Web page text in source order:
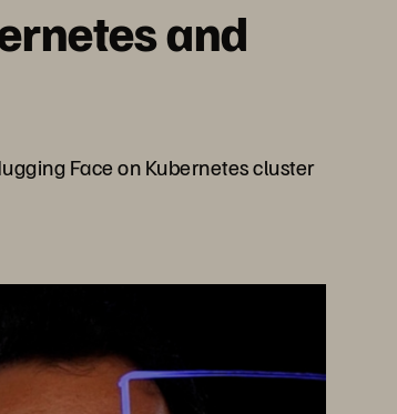
and
Face on Kubernetes cluster